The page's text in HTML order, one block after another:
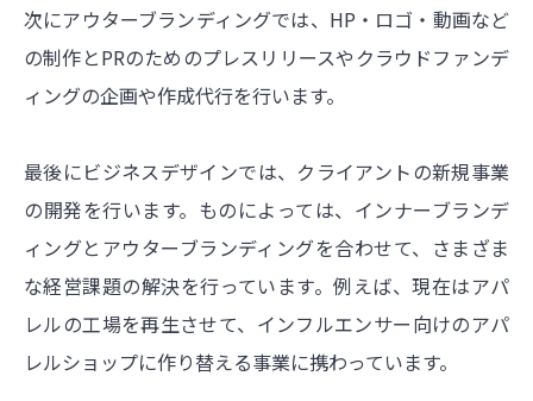
次にアウターブランディングでは、HP・ロゴ・動画など
の制作とPRのためのプレスリリースやクラウドファンデ
ィングの企画や作成代行を行います。
最後にビジネスデザインでは、クライアントの新規事業
の開発を行います。ものによっては、インナーブランデ
ィングとアウターブランディングを合わせて、さまざま
な経営課題の解決を行っています。例えば、現在はアパ
レルの工場を再生させて、インフルエンサー向けのアパ
レルショップに作り替える事業に携わっています。